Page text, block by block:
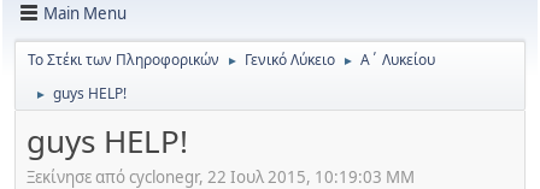
Main Menu
Το Στέκι των Πληροφορικών ► Γενικό Λύκειο ► Α΄ Λυκείου
► guys HELP!
guys HELP!
Ξεκίνησε από cyclonegr, 22 Ιουλ 2015, 10:19:03 ΜΜ